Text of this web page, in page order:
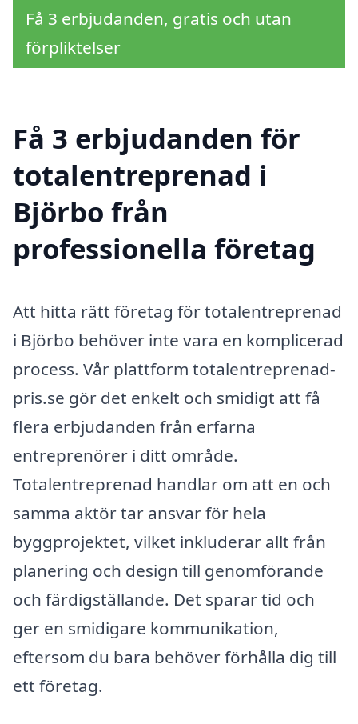
Få 3 erbjudanden, gratis och utan
förpliktelser
Få 3 erbjudanden för
totalentreprenad i
Björbo från
professionella företag
Att hitta rätt företag för totalentreprenad
i Björbo behöver inte vara en komplicerad
process. Vår plattform totalentreprenad-
pris.se gör det enkelt och smidigt att få
flera erbjudanden från erfarna
entreprenörer i ditt område.
Totalentreprenad handlar om att en och
samma aktör tar ansvar för hela
byggprojektet, vilket inkluderar allt från
planering och design till genomförande
och färdigställande. Det sparar tid och
ger en smidigare kommunikation,
eftersom du bara behöver förhålla dig till
ett företag.